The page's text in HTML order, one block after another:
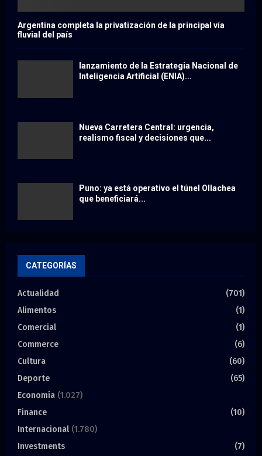
Argentina completa la privatización de la principal vía
fluvial del país
lanzamiento de la Estrategia Nacional de
Inteligencia Artificial (ENIA)...
Nueva Carretera Central: urgencia,
realismo fiscal y decisiones que...
Puno: ya está operativo el túnel Ollachea
que beneficiará...
CATEGORÍAS
Actualidad
(701)
Alimentos
(1)
Comercial
(1)
Commerce
(6)
Cultura
(60)
Deporte
(65)
Economía (1.027)
Finance
(10)
Internacional (1.780)
Investments
(7)